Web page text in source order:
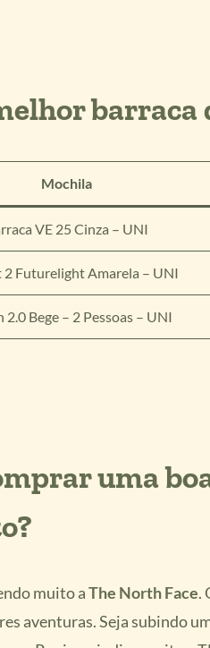
Mochila
VE 25 Cinza – UNI
2 Futurelight Amarela – UNI
2.0 Bege – 2 Pessoas – UNI
uma
muito aThe North Face.
aventuras. Seja subindo